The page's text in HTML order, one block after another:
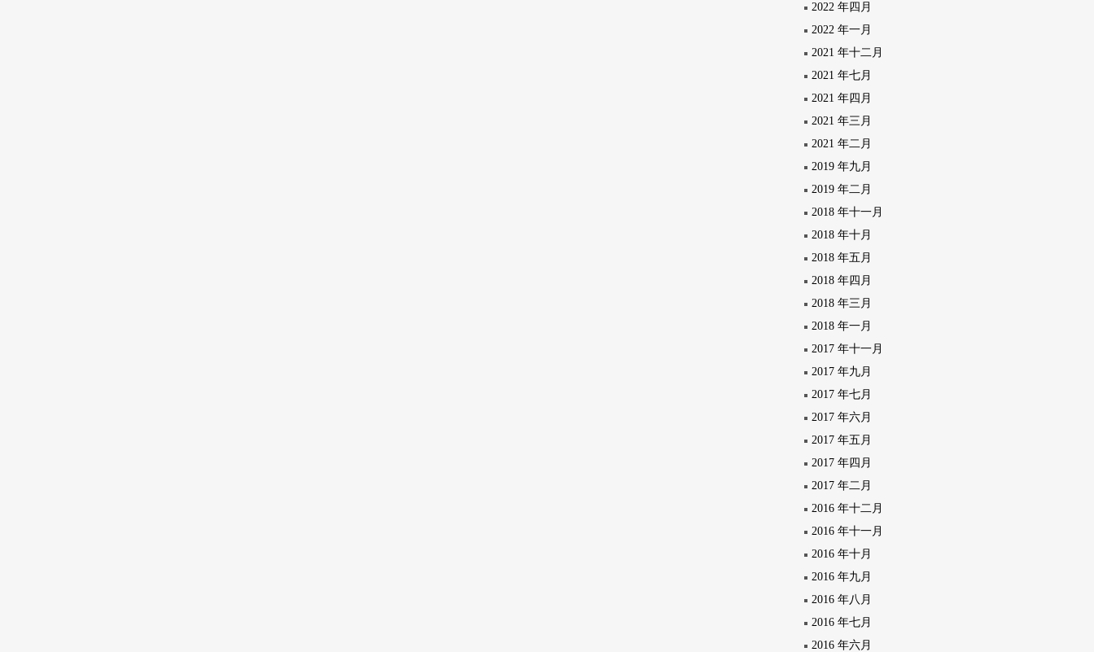
2022 年四月
2022 年一月
2021 年十二月
2021 年七月
2021 年四月
2021 年三月
2021 年二月
2019 年九月
2019 年二月
2018 年十一月
2018 年十月
2018 年五月
2018 年四月
2018 年三月
2018 年一月
2017 年十一月
2017 年九月
2017 年七月
2017 年六月
2017 年五月
2017 年四月
2017 年二月
2016 年十二月
2016 年十一月
2016 年十月
2016 年九月
2016 年八月
2016 年七月
2016 年六月